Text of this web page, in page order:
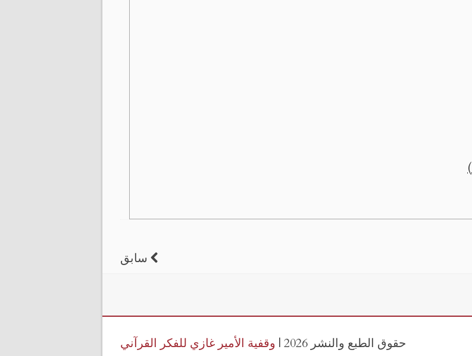
سابق
حقوق الطبع والنشر 2026 | وقفية الأمير غازي للفكر القرآني